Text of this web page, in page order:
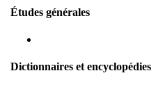
Études générales
Dictionnaires et encyclopédies